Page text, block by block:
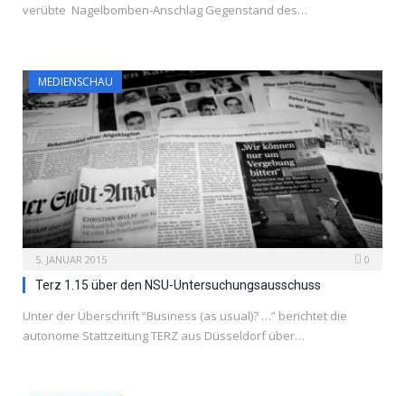
verübte Nagelbomben-Anschlag Gegenstand des…
MEDIENSCHAU
5. JANUAR 2015 0
Terz 1.15 über den NSU-Untersuchungsausschuss
Unter der Überschrift “Business (as usual)? …” berichtet die
autonome Stattzeitung TERZ aus Düsseldorf über…